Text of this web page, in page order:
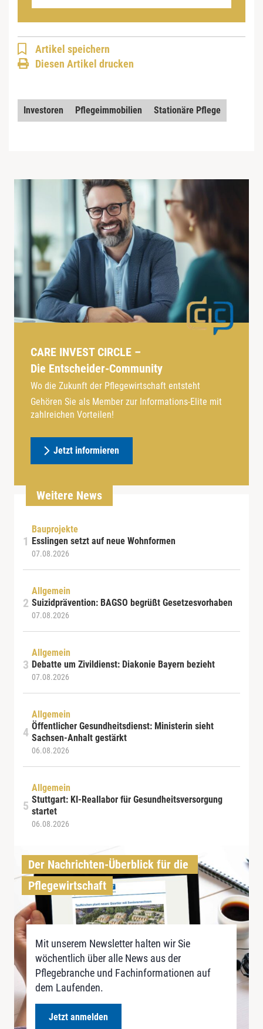
Artikel speichern
Diesen Artikel drucken
Investoren Pflegeimmobilien Stationäre Pflege
CARE INVEST CIRCLE –
Die Entscheider-Community
Wo die Zukunft der Pflegewirtschaft entsteht
Gehören Sie als Member zur Informations-Elite mit
zahlreichen Vorteilen!
Jetzt informieren
Weitere News
Bauprojekte
Esslingen setzt auf neue Wohnformen
07.08.2026
Allgemein
Suizidprävention: BAGSO begrüßt Gesetzesvorhaben
07.08.2026
Allgemein
Debatte um Zivildienst: Diakonie Bayern bezieht
07.08.2026
Allgemein
Öffentlicher Gesundheitsdienst: Ministerin sieht
Sachsen-Anhalt gestärkt
06.08.2026
Allgemein
Stuttgart: KI-Reallabor für Gesundheitsversorgung
startet
06.08.2026
Der Nachrichten-Überblick für die
Pflegewirtschaft
Mit unserem Newsletter halten wir Sie
wöchentlich über alle News aus der
Pflegebranche und Fachinformationen auf
dem Laufenden.
Jetzt anmelden